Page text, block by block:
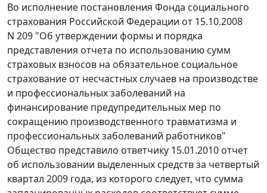
Во исполнение постановления Фонда социального
страхования Российской Федерации от 15.10.2008
N 209 "Об утверждении формы и порядка
представления отчета по использованию сумм
страховых взносов на обязательное социальное
страхование от несчастных случаев на производстве
и профессиональных заболеваний на
финансирование предупредительных мер по
сокращению производственного травматизма и
профессиональных заболеваний работников"
Общество представило ответчику 15.01.2010 отчет
об использовании выделенных средств за четвертый
квартал 2009 года, из которого следует, что сумма